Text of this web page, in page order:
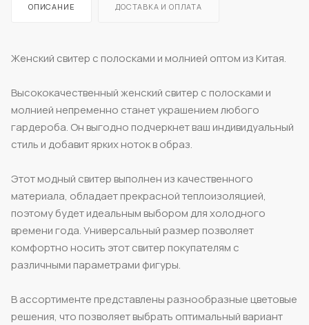
ОПИСАНИЕ ДОСТАВКА И ОПЛАТА
Женский свитер с полосками и молнией оптом из Китая.
Высококачественный женский свитер с полосками и
молнией непременно станет украшением любого
гардероба. Он выгодно подчеркнет ваш индивидуальный
стиль и добавит ярких ноток в образ.
Этот модный свитер выполнен из качественного
материала, обладает прекрасной теплоизоляцией,
поэтому будет идеальным выбором для холодного
времени года. Универсальный размер позволяет
комфортно носить этот свитер покупателям с
различными параметрами фигуры.
В ассортименте представлены разнообразные цветовые
решения, что позволяет выбрать оптимальный вариант